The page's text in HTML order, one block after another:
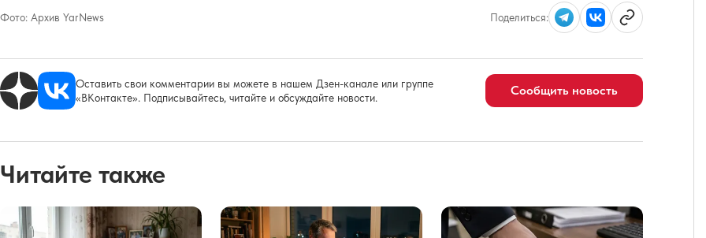
Фото: Архив YarNews Поделиться:
Оставить свои комментарии вы можете в нашем Дзен-канале или группе
«ВКонтакте». Подписывайтесь, читайте и обсуждайте новости.
Сообщить новость
Читайте также